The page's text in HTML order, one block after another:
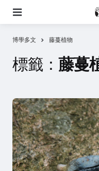
博學多文 藤蔓植物
標籤： 藤蔓